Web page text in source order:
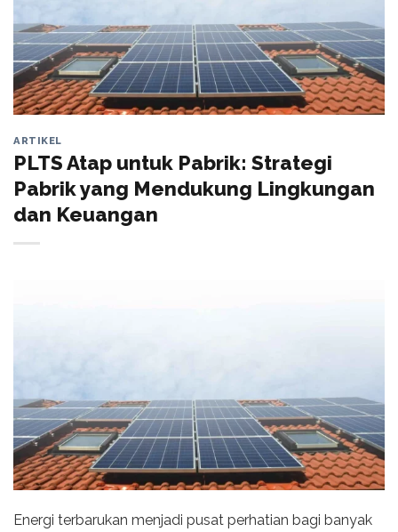
ARTIKEL
PLTS Atap untuk Pabrik: Strategi
Pabrik yang Mendukung Lingkungan
dan Keuangan
Energi terbarukan menjadi pusat perhatian bagi banyak